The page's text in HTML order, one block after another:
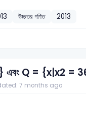
উচ্চতর গণিত 2013
Q = {x|x2 = 36,
7 months ago